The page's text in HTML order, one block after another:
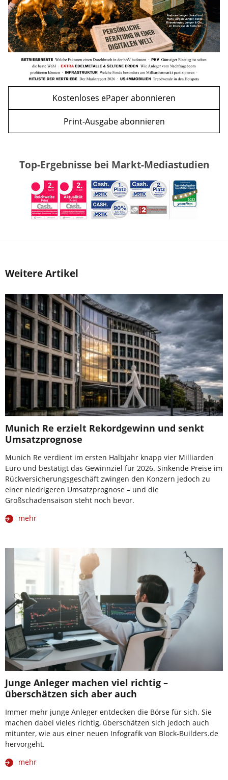
Kostenloses ePaper abonnieren
Print-Ausgabe abonnieren
Top-Ergebnisse bei Markt-Mediastudien
Weitere Artikel
Munich Re erzielt Rekordgewinn und senkt
Umsatzprognose
Munich Re verdient im ersten Halbjahr knapp vier Milliarden
Euro und bestätigt das Gewinnziel für 2026. Sinkende Preise im
Rückversicherungsgeschäft zwingen den Konzern jedoch zu
einer niedrigeren Umsatzprognose – und die
Großschadensaison steht noch bevor.
mehr
Junge Anleger machen viel richtig –
überschätzen sich aber auch
Immer mehr junge Anleger entdecken die Börse für sich. Sie
machen dabei vieles richtig, überschätzen sich jedoch auch
mitunter, wie aus einer neuen Infografik von Block-Builders.de
hervorgeht.
mehr